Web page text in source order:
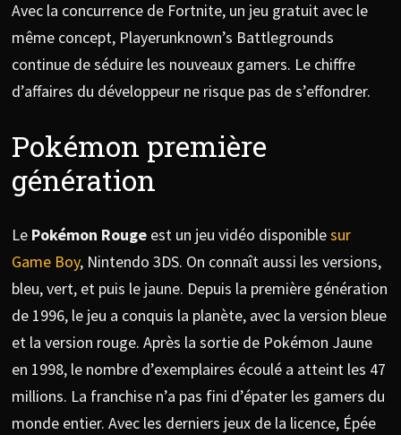
Avec la concurrence de Fortnite, un jeu gratuit avec le
même concept, Playerunknown’s Battlegrounds
continue de séduire les nouveaux gamers. Le chiffre
d’affaires du développeur ne risque pas de s’effondrer.
Pokémon première
génération
Le Pokémon Rougeest un jeu vidéo disponiblesur
Game Boy, Nintendo 3DS. On connaît aussi les versions,
bleu, vert, et puis le jaune. Depuis la première génération
de 1996, le jeu a conquis la planète, avec la version bleue
et la version rouge. Après la sortie de Pokémon Jaune
en 1998, le nombre d’exemplaires écoulé a atteint les 47
millions. La franchise n’a pas fini d’épater les gamers du
monde entier. Avec les derniers jeux de la licence, Épée